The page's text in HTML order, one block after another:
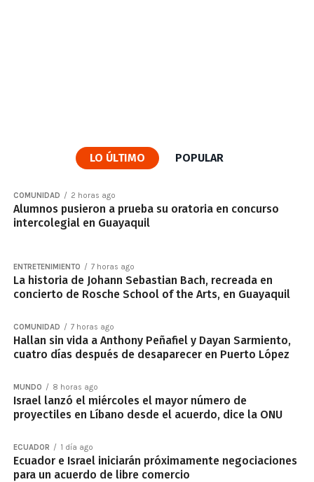
LO ÚLTIMO POPULAR
COMUNIDAD 2 horas ago
Alumnos pusieron a prueba su oratoria en concurso
intercolegial en Guayaquil
ENTRETENIMIENTO 7 horas ago
La historia de Johann Sebastian Bach, recreada en
concierto de Rosche School of the Arts, en Guayaquil
COMUNIDAD 7 horas ago
Hallan sin vida a Anthony Peñafiel y Dayan Sarmiento,
cuatro días después de desaparecer en Puerto López
MUNDO 8 horas ago
Israel lanzó el miércoles el mayor número de
proyectiles en Líbano desde el acuerdo, dice la ONU
ECUADOR 1 día ago
Ecuador e Israel iniciarán próximamente negociaciones
para un acuerdo de libre comercio